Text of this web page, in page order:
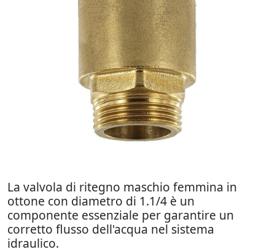
La valvola di ritegno maschio femmina in
ottone con diametro di 1.1/4 è un
componente essenziale per garantire un
corretto flusso dell'acqua nel sistema
idraulico.